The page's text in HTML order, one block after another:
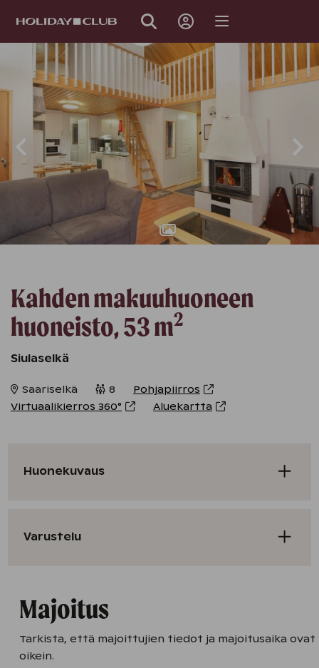
Kahden makuuhuoneen
huoneisto,53m2
Siulaselkä
Saariselkä 8
Pohjapiirros
Virtuaalikierros 360° Aluekartta
Huonekuvaus
Varustelu
Majoitus
Tarkista, että majoittujien tiedot ja majoitusaika ovat
oikein.